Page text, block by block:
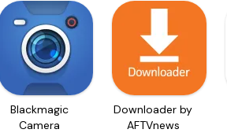
Blackmagic
Camera
Downloader by
AFTVnews